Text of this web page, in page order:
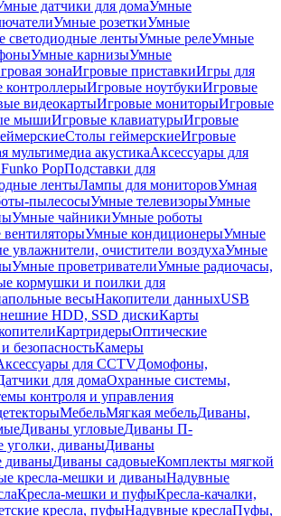
датчики для домаУмные
Умные розеткиУмные
светодиодные лентыУмные релеУмные
Умные карнизыУмные
зонаИгровые приставкиИгры для
контроллерыИгровые ноутбукиИгровые
видеокартыИгровые мониторыИгровые
мышиИгровые клавиатурыИгровые
Столы геймерскиеИгровые
мультимедиа акустикаАксессуары для
PopПодставки для
лентыЛампы для мониторовУмная
пылесосыУмные телевизорыУмные
Умные чайникиУмные роботы
Умные кондиционерыУмные
увлажнители, очистители воздухаУмные
Умные проветривателиУмные радиочасы,
кормушки и поилки для
весыНакопители данныхUSB
HDD, SSD дискиКарты
КартридерыОптические
безопасностьКамеры
для CCTVДомофоны,
для домаОхранные системы,
контроля и управления
МебельМягкая мебельДиваны,
Диваны угловыеДиваны П-
уголки, диваныДиваны
диваныДиваны садовыеКомплекты мягкой
кресла-мешки и диваныНадувные
Кресла-мешки и пуфыКресла-качалки,
кресла, пуфыНадувные креслаПуфы,